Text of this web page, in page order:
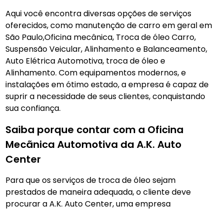
Aqui você encontra diversas opções de serviços
oferecidos, como manutenção de carro em geral em
São Paulo,Oficina mecânica, Troca de óleo Carro,
Suspensão Veicular, Alinhamento e Balanceamento,
Auto Elétrica Automotiva, troca de óleo e
Alinhamento. Com equipamentos modernos, e
instalações em ótimo estado, a empresa é capaz de
suprir a necessidade de seus clientes, conquistando
sua confiança.
Saiba porque contar com a Oficina
Mecãnica Automotiva da A.K. Auto
Center
Para que os serviços de troca de óleo sejam
prestados de maneira adequada, o cliente deve
procurar a A.K. Auto Center, uma empresa